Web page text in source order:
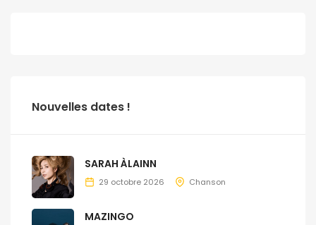
Nouvelles dates !
SARAH ÀLAINN
29 octobre 2026 Chanson
MAZINGO